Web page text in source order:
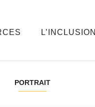
L’INCLUSION
PORTRAIT